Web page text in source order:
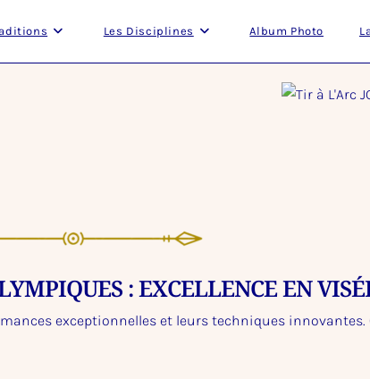
Les Disciplines Album Photo
: EXCELLENCE EN
exceptionnelles et leurs techniques